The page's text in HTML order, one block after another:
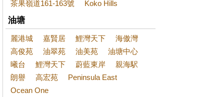
茶果嶺道161-163號
Koko Hills
油塘
麗港城 嘉賢居 鯉灣天下
海傲灣
高俊苑
油翠苑 油美苑
油塘中心
曦台
鯉灣天下 蔚藍東岸
親海駅
朗譽
高宏苑
Peninsula East
Ocean One